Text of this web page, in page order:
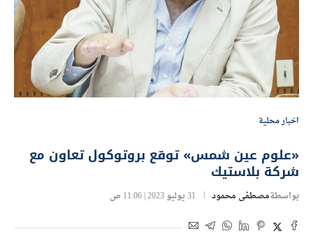
اخبار محلية
«علوم عين شمس» توقع بروتوكول تعاون مع
شركة بلاستيك
بواسطةمصطفى محمود 31 يوليو 2023 | 11:06 ص